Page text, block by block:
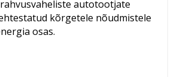
autotootjate
kõrgetele nõudmistele
osas.